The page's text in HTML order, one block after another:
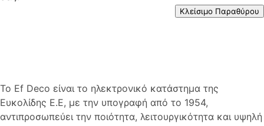
Κλείσιμο Παραθύρου
Το Ef Deco είναι το ηλεκτρονικό κατάστημα της
Ευκολίδης Ε.Ε, με την υπογραφή από το 1954,
αντιπροσωπεύει την ποιότητα, λειτουργικότητα και υψηλή